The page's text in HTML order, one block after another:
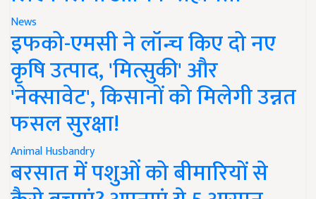
News
इफको-एमसी ने लॉन्च किए दो नए
कृषि उत्पाद, 'मित्सुकी' और
'नेक्सावेट', किसानों को मिलेगी उन्नत
फसल सुरक्षा!
Animal Husbandry
बरसात में पशुओं को बीमारियों से